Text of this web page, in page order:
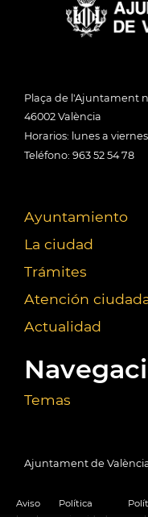
Plaça de l'Ajuntament
46002 València
Horarios: lunes a
Teléfono: 963 52 54 78
Ayuntamiento
La ciudad
Trámites
Atención
Actualidad
Temas
Ajuntament de
Aviso
Política